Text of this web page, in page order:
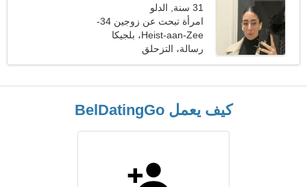
31 سنة, الدلو
امرأة تبحث عن زوجين 34-
43
Heist-aan-Zee، بلجيكا
رسالة، التزحلق
كيف يعمل BelDatingGo